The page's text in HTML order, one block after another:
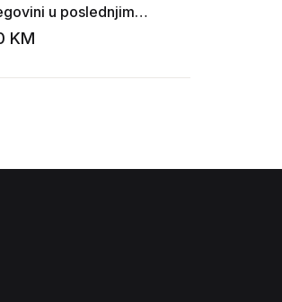
u poslednjim
XIX vijeka
KM